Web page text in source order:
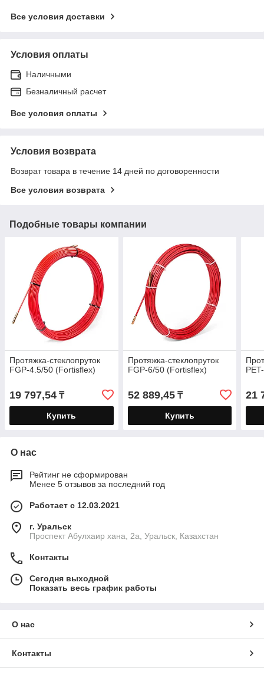
Все условия доставки
Условия оплаты
Наличными
Безналичный расчет
Все условия оплаты
Условия возврата
Возврат товара в течение 14 дней по договоренности
Все условия возврата
Подобные товары компании
Протяжка-стеклопруток
FGP-4.5/50 (Fortisflex)
19 797,54 ₸
Купить
Протяжка-стеклопруток
FGP-6/50 (Fortisflex)
52 889,45₸
Купить
21
О нас
Рейтинг не сформирован
Менее 5 отзывов за последний год
Работает с 12.03.2021
г. Уральск
Проспект Абулхаир хана, 2а, Уральск, Казахстан
Контакты
Сегодня выходной
Показать весь график работы
О нас
Контакты